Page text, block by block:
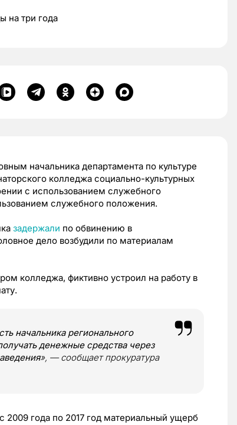
на три года
начальника департамента по культуре
колледжа социально-культурных
с использованием служебного
служебного положения.
задержали по обвинению в
дело возбудили по материалам
колледжа, фиктивно устроил на работу в
начальника регионального
денежные средства через
», — сообщает прокуратура
2009 года по 2017 год материальный ущерб